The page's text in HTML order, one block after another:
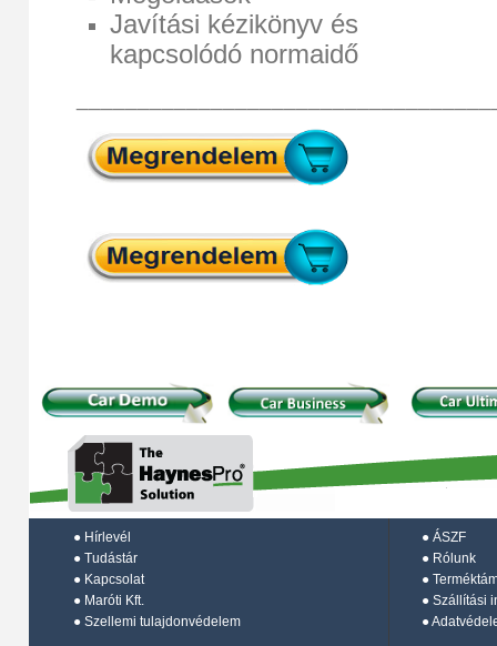
Javítási kézikönyv és
kapcsolódó normaidő
● Hírlevél
● Tudástár
● Kapcsolat
● Maróti Kft.
● Szellemi tulajdonvédelem
● ÁSZF
● Rólunk
●
● Szállítási
●